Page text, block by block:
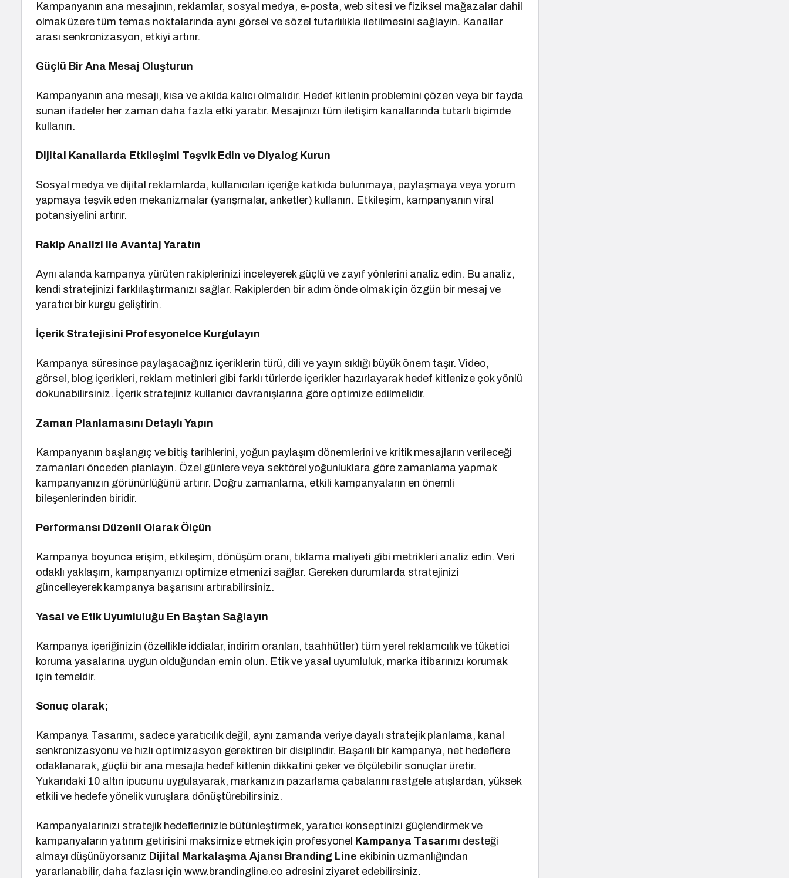
Kampanyanın ana mesajının, reklamlar, sosyal medya, e-posta, web sitesi ve fiziksel mağazalar dahil
olmak üzere tüm temas noktalarında aynı görsel ve sözel tutarlılıkla iletilmesini sağlayın. Kanallar
arası senkronizasyon, etkiyi artırır.
Güçlü Bir Ana Mesaj Oluşturun
Kampanyanın ana mesajı, kısa ve akılda kalıcı olmalıdır. Hedef kitlenin problemini çözen veya bir fayda
sunan ifadeler her zaman daha fazla etki yaratır. Mesajınızı tüm iletişim kanallarında tutarlı biçimde
kullanın.
Dijital Kanallarda Etkileşimi Teşvik Edin ve Diyalog Kurun
Sosyal medya ve dijital reklamlarda, kullanıcıları içeriğe katkıda bulunmaya, paylaşmaya veya yorum
yapmaya teşvik eden mekanizmalar (yarışmalar, anketler) kullanın. Etkileşim, kampanyanın viral
potansiyelini artırır.
Rakip Analizi ile Avantaj Yaratın
Aynı alanda kampanya yürüten rakiplerinizi inceleyerek güçlü ve zayıf yönlerini analiz edin. Bu analiz,
kendi stratejinizi farklılaştırmanızı sağlar. Rakiplerden bir adım önde olmak için özgün bir mesaj ve
yaratıcı bir kurgu geliştirin.
İçerik Stratejisini Profesyonelce Kurgulayın
Kampanya süresince paylaşacağınız içeriklerin türü, dili ve yayın sıklığı büyük önem taşır. Video,
görsel, blog içerikleri, reklam metinleri gibi farklı türlerde içerikler hazırlayarak hedef kitlenize çok yönlü
dokunabilirsiniz. İçerik stratejiniz kullanıcı davranışlarına göre optimize edilmelidir.
Zaman Planlamasını Detaylı Yapın
Kampanyanın başlangıç ve bitiş tarihlerini, yoğun paylaşım dönemlerini ve kritik mesajların verileceği
zamanları önceden planlayın. Özel günlere veya sektörel yoğunluklara göre zamanlama yapmak
kampanyanızın görünürlüğünü artırır. Doğru zamanlama, etkili kampanyaların en önemli
bileşenlerinden biridir.
Performansı Düzenli Olarak Ölçün
Kampanya boyunca erişim, etkileşim, dönüşüm oranı, tıklama maliyeti gibi metrikleri analiz edin. Veri
odaklı yaklaşım, kampanyanızı optimize etmenizi sağlar. Gereken durumlarda stratejinizi
güncelleyerek kampanya başarısını artırabilirsiniz.
Yasal ve Etik Uyumluluğu En Baştan Sağlayın
Kampanya içeriğinizin (özellikle iddialar, indirim oranları, taahhütler) tüm yerel reklamcılık ve tüketici
koruma yasalarına uygun olduğundan emin olun. Etik ve yasal uyumluluk, marka itibarınızı korumak
için temeldir.
Sonuç olarak;
Kampanya Tasarımı, sadece yaratıcılık değil, aynı zamanda veriye dayalı stratejik planlama, kanal
senkronizasyonu ve hızlı optimizasyon gerektiren bir disiplindir. Başarılı bir kampanya, net hedeflere
odaklanarak, güçlü bir ana mesajla hedef kitlenin dikkatini çeker ve ölçülebilir sonuçlar üretir.
Yukarıdaki 10 altın ipucunu uygulayarak, markanızın pazarlama çabalarını rastgele atışlardan, yüksek
etkili ve hedefe yönelik vuruşlara dönüştürebilirsiniz.
Kampanyalarınızı stratejik hedeflerinizle bütünleştirmek, yaratıcı konseptinizi güçlendirmek ve
kampanyaların yatırım getirisini maksimize etmek için profesyonel Kampanya Tasarımı desteği
almayı düşünüyorsanız Dijital Markalaşma Ajansı Branding Line ekibinin uzmanlığından
yararlanabilir, daha fazlası için www.brandingline.co adresini ziyaret edebilirsiniz.